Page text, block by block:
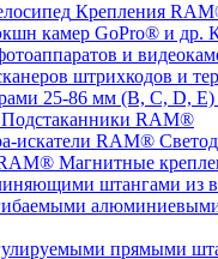
Крепления
Подстаканники RAM®
Магнитные